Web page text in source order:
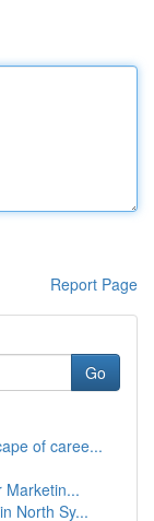
Report Page
Go
of caree...
Marketin...
North Sy...